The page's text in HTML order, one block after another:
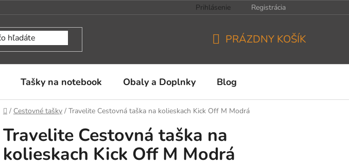
Prihlásenie Registrácia
KOŠÍK
PRÁZDNY KOŠÍK
Tašky na notebook Obaly a Doplnky Blog
Domov
/ Cestovné tašky / Travelite Cestovná taška na kolieskach Kick Off M Modrá
Travelite Cestovná taška na
kolieskach Kick Off M Modrá